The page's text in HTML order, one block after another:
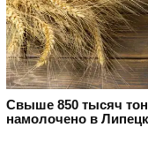
Свыше 850 тысяч
намолочено в